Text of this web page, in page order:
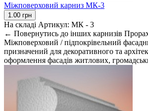
Міжповерховий карниз МК-3
1.00 грн
На складі Артикул: МК - 3
← Повернутись до інших карнизів
Міжповерховий / підпокрівельний
призначений для декоративного та
оформлення фасадів житлових,